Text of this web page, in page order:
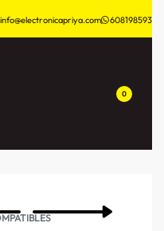
info@electronicapriya.com 608198593
0